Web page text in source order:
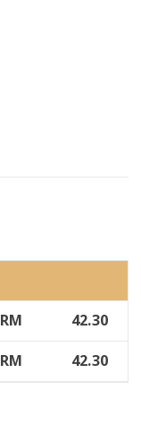
RM 42.30
RM 42.30